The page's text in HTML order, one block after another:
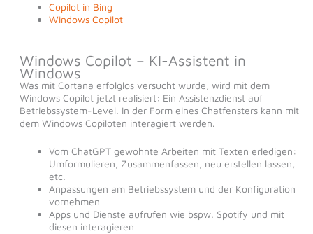
Copilot in Bing
Windows Copilot
Windows Copilot – KI-Assistent in
Windows
Was mit Cortana erfolglos versucht wurde, wird mit dem
Windows Copilot jetzt realisiert: Ein Assistenzdienst auf
Betriebssystem-Level. In der Form eines Chatfensters kann mit
dem Windows Copiloten interagiert werden.
Vom ChatGPT gewohnte Arbeiten mit Texten erledigen:
Umformulieren, Zusammenfassen, neu erstellen lassen,
etc.
Anpassungen am Betriebssystem und der Konfiguration
vornehmen
Apps und Dienste aufrufen wie bspw. Spotify und mit
diesen interagieren